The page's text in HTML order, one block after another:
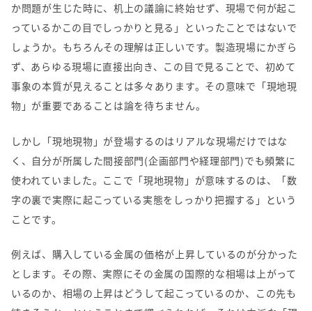
か問題が生じた時に、机上の議論に終始せず、現場で何が起こ
っているかこの目でしっかりと見る」といったことではないで
しょうか。もちろんその理解は正しいです。製造現場にかぎら
ず、あらゆる現場に直接出向き、この目で見ることで、初めて
事象の本質が見えることは多々あります。その意味で「現地現
物」が重要であることは論を待ちません。
しかし「現地現物」が登場するのはリアルな現場だけではな
く、自分が所属した間接部門(企画部門や経理部門)でも頻繁に
使われていました。ここで「現地現物」が意味するのは、「数
字の裏で実際に起こっている実態をしっかり把握する」という
ことです。
例えば、購入している金属の価格が上昇しているのが分かった
とします。その際、実際にその金属の国際的な相場は上がって
いるのか、相場の上昇はどうして起こっているのか、この先も